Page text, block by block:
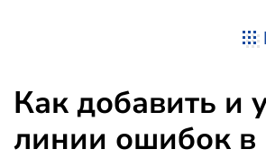
Как добавить и
линии ошибок в